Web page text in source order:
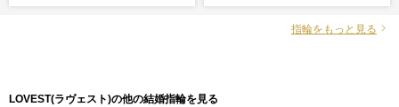
指輪をもっと見る
LOVEST(ラヴェスト)の他の結婚指輪を見る